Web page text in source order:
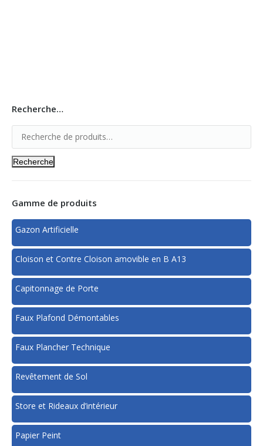
Recherche…
Recherche
Gamme de produits
Gazon Artificielle
Cloison et Contre Cloison amovible en B A13
Capitonnage de Porte
Faux Plafond Démontables
Faux Plancher Technique
Revêtement de Sol
Store et Rideaux d’intérieur
Papier Peint